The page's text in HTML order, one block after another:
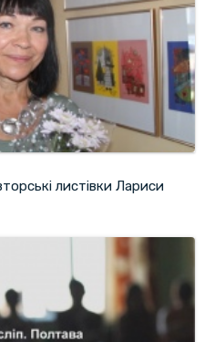
листівки Лариси